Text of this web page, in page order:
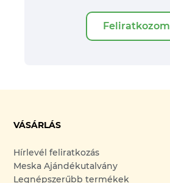
Feliratkozom
VÁSÁRLÁS
Hírlevél feliratkozás
Meska Ajándékutalvány
Legnépszerűbb termékek